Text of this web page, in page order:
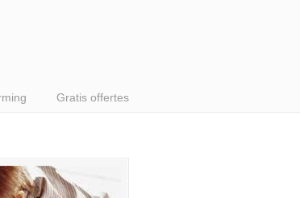
Gratis offertes